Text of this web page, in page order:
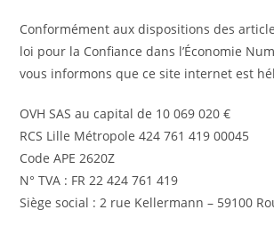
Conformément aux dispositions des
loi pour la Confiance dans l’Économie
vous informons que ce site internet est
OVH SAS au capital de 10 069 020 €
RCS Lille Métropole 424 761 419 00045
Code APE 2620Z
N° TVA : FR 22 424 761 419
Siège social : 2 rue Kellermann – 59100